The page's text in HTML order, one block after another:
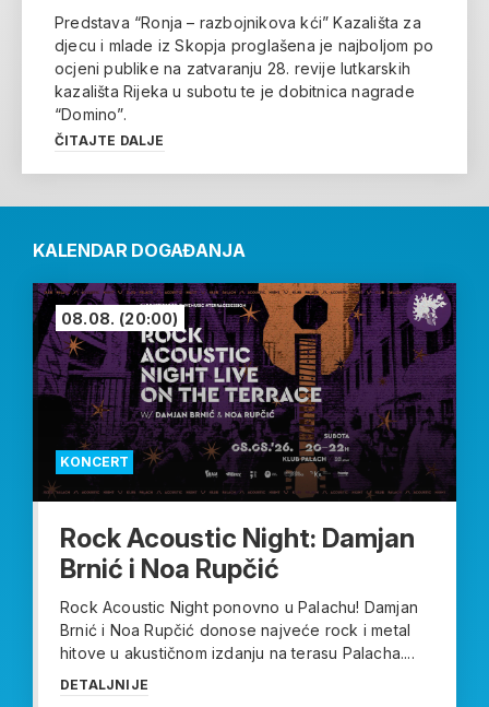
Predstava “Ronja – razbojnikova kći” Kazališta za
djecu i mlade iz Skopja proglašena je najboljom po
ocjeni publike na zatvaranju 28. revije lutkarskih
kazališta Rijeka u subotu te je dobitnica nagrade
“Domino”.
ČITAJTE DALJE
KALENDAR DOGAĐANJA
KONCERT
08.08. (20:00)
Rock Acoustic Night: Damjan
Brnić i Noa Rupčić
Rock Acoustic Night ponovno u Palachu! Damjan
Brnić i Noa Rupčić donose najveće rock i metal
hitove u akustičnom izdanju na terasu Palacha....
DETALJNIJE